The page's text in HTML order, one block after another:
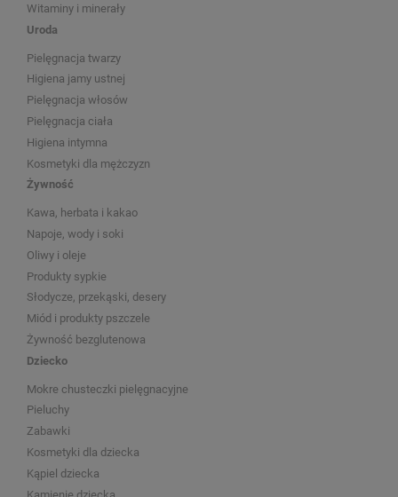
Witaminy i minerały
Uroda
Pielęgnacja twarzy
Higiena jamy ustnej
Pielęgnacja włosów
Pielęgnacja ciała
Higiena intymna
Kosmetyki dla mężczyzn
Żywność
Kawa, herbata i kakao
Napoje, wody i soki
Oliwy i oleje
Produkty sypkie
Słodycze, przekąski, desery
Miód i produkty pszczele
Żywność bezglutenowa
Dziecko
Mokre chusteczki pielęgnacyjne
Pieluchy
Zabawki
Kosmetyki dla dziecka
Kąpiel dziecka